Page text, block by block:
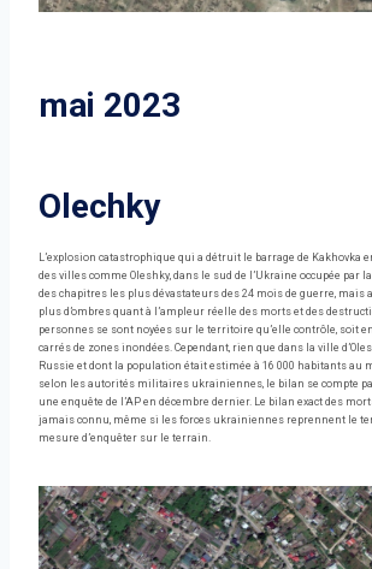
mai 2023
Olechky
L’explosion catastrophique qui a détruit le barrage de Kakhovka
des villes comme Oleshky, dans le sud de l’Ukraine occupée par
des chapitres les plus dévastateurs des 24 mois de guerre, mais
plus d’ombres quant à l’ampleur réelle des morts et des
personnes se sont noyées sur le territoire qu’elle contrôle, soit
carrés de zones inondées. Cependant, rien que dans la ville
Russie et dont la population était estimée à 16 000 habitants au
selon les autorités militaires ukrainiennes, le bilan se compte
une enquête de l’AP en décembre dernier. Le bilan exact des
jamais connu, même si les forces ukrainiennes reprennent le
mesure d’enquêter sur le terrain.